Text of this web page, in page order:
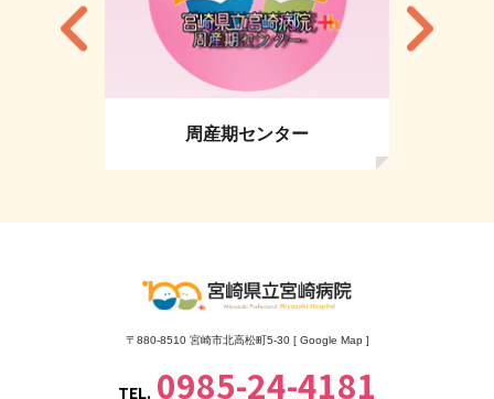
周産期センター
〒880-8510 宮崎市北高松町5-30 [ Google Map]
TEL. 0985-24-4181